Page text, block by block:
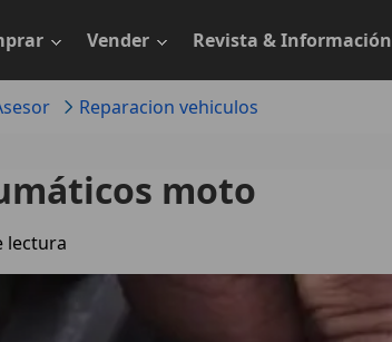
Vender Revista & Información
Reparacion vehiculos
moto
lectura